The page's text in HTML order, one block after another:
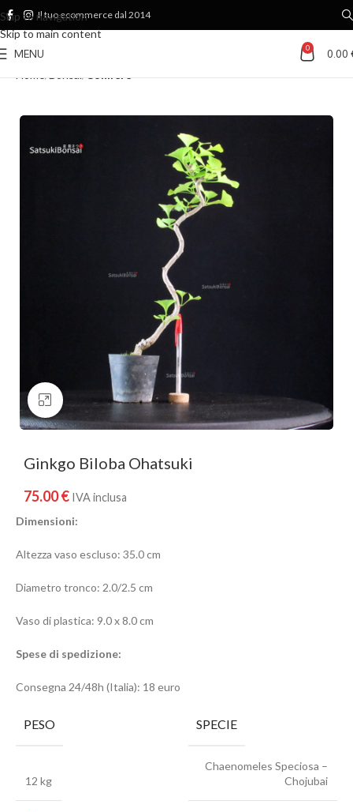
Skip to navigation
Skip to main content
Il tuo ecommerce dal 2014
MENU 0 0.00
Clicca per ingrandire
Ginkgo Biloba Ohatsuki
75.00€ IVA inclusa
Dimensioni:
Altezza vaso escluso: 35.0 cm
Diametro tronco: 2.0/2.5 cm
Vaso di plastica: 9.0 x 8.0 cm
Spese di spedizione:
Consegna 24/48h (Italia): 18 euro
PESO
12 kg
SPECIE
Chaenomeles Speciosa –
Chojubai